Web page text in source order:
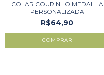
COLAR COURINHO MEDALHA
PERSONALIZADA
R$64,90
COMPRAR